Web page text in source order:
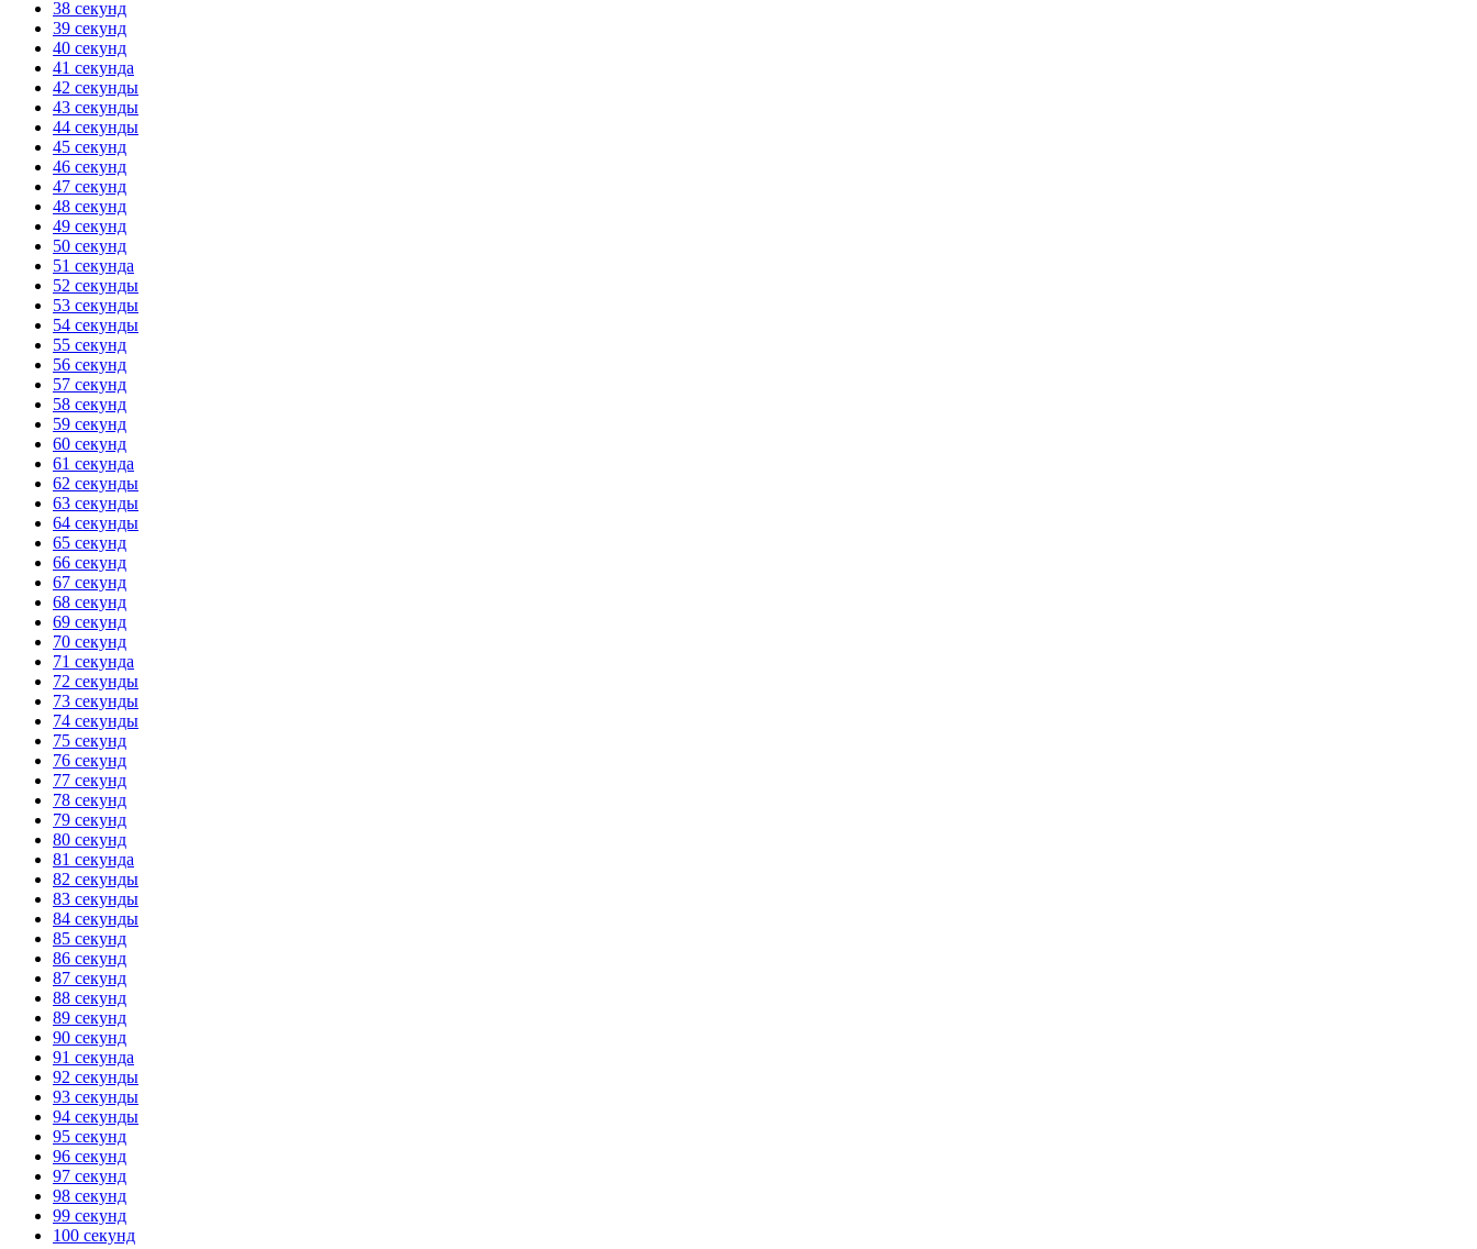
38 секунд
39 секунд
40 секунд
41 секунда
42 секунды
43 секунды
44 секунды
45 секунд
46 секунд
47 секунд
48 секунд
49 секунд
50 секунд
51 секунда
52 секунды
53 секунды
54 секунды
55 секунд
56 секунд
57 секунд
58 секунд
59 секунд
60 секунд
61 секунда
62 секунды
63 секунды
64 секунды
65 секунд
66 секунд
67 секунд
68 секунд
69 секунд
70 секунд
71 секунда
72 секунды
73 секунды
74 секунды
75 секунд
76 секунд
77 секунд
78 секунд
79 секунд
80 секунд
81 секунда
82 секунды
83 секунды
84 секунды
85 секунд
86 секунд
87 секунд
88 секунд
89 секунд
90 секунд
91 секунда
92 секунды
93 секунды
94 секунды
95 секунд
96 секунд
97 секунд
98 секунд
99 секунд
100 секунд